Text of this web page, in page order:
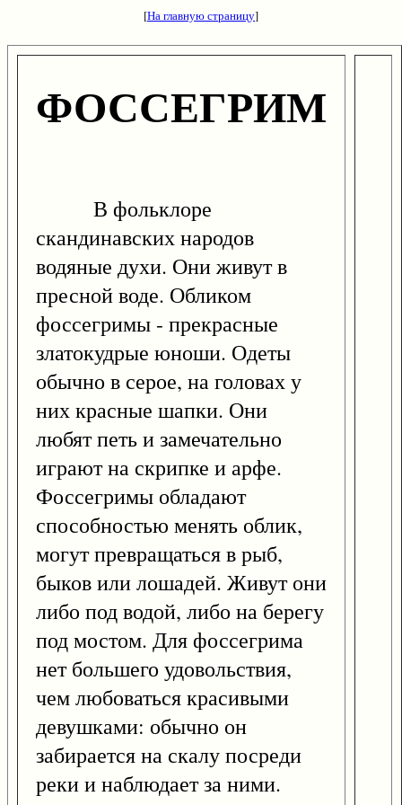
[На главную страницу]
ФОССЕГРИМ
В фольклоре
скандинавских народов
водяные духи. Они живут в
пресной воде. Обликом
фоссегримы - прекрасные
златокудрые юноши. Одеты
обычно в серое, на головах у
них красные шапки. Они
любят петь и замечательно
играют на скрипке и арфе.
Фоссегримы обладают
способностью менять облик,
могут превращаться в рыб,
быков или лошадей. Живут они
либо под водой, либо на берегу
под мостом. Для фоссегрима
нет большего удовольствия,
чем любоваться красивыми
девушками: обычно он
забирается на скалу посреди
реки и наблюдает за ними.